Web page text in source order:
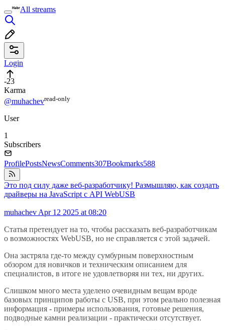
All streams
Login
-23
Karma
@muhachevread⁠-⁠only
User
1
Subscribers
ProfilePostsNewsComments307Bookmarks588
Это под силу даже веб-разработчику! Размышляю, как создать
драйверы на JavaScript с API WebUSB
muhachev Apr 12 2025 at 08:20
Статья претендует на то, чтобы рассказать веб-разработчикам
о возможностях WebUSB, но не справляется с этой задачей.
Она застряла где-то между сумбурным поверхностным
обзором для новичков и техническим описанием для
специалистов, в итоге не удовлетворяя ни тех, ни других.
Слишком много места уделено очевидным вещам вроде
базовых принципов работы с USB, при этом реально полезная
информация - примеры использования, готовые решения,
подводные камни реализации - практически отсутствует.